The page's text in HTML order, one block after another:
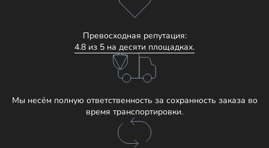
Превосходная репутация:
4.8 из 5 на десяти площадках.
Мы несём полную ответственность за сохранность заказа во
время транспортировки.